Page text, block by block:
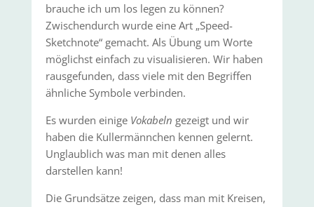
brauche ich um los legen zu können?
Zwischendurch wurde eine Art „Speed-
Sketchnote“ gemacht. Als Übung um Worte
möglichst einfach zu visualisieren. Wir haben
rausgefunden, dass viele mit den Begriffen
ähnliche Symbole verbinden.
Es wurden einige Vokabeln gezeigt und wir
haben die Kullermännchen kennen gelernt.
Unglaublich was man mit denen alles
darstellen kann!
Die Grundsätze zeigen, dass man mit Kreisen,